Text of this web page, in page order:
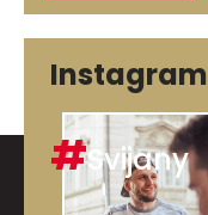
Instagram
#Svijany